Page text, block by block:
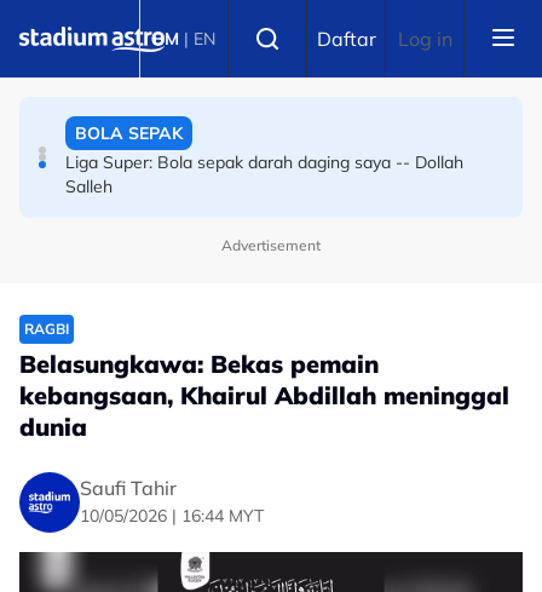
BM | EN Daftar Log in
Bola sepak Korea Selatan goncang lagi, hiburan seks
BOLA SEPAK
Liga Super: Bola sepak darah daging saya -- Dollah
Salleh
Advertisement
RAGBI
Belasungkawa: Bekas pemain
kebangsaan, Khairul Abdillah meninggal
dunia
Saufi Tahir
10/05/2026 | 16:44 MYT